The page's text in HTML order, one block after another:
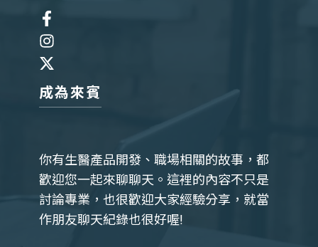
成為來賓
你有生醫產品開發、職場相關的故事，都
歡迎您一起來聊聊天。這裡的內容不只是
討論專業，也很歡迎大家經驗分享，就當
作朋友聊天紀錄也很好喔!